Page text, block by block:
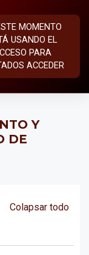
MOMENTO
USANDO EL
PARA
ACCEDER
Y
DE
Colapsar todo